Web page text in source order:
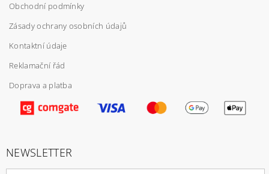
Vložením hodnocení souhlasíte spodmínkami
ochrany osobních údajů
Obchodní podmínky
Zásady ochrany osobních údajů
Kontaktní údaje
Reklamační řád
Doprava a platba
NEWSLETTER